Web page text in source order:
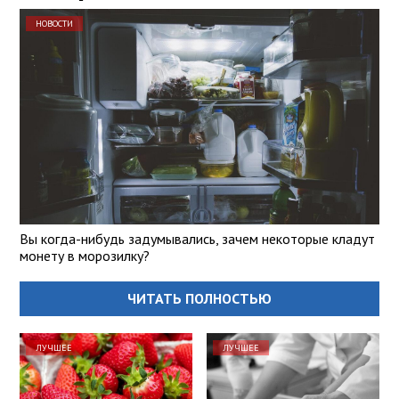
НОВОСТИ
Вы когда-нибудь задумывались, зачем некоторые кладут
монету в морозилку?
ЧИТАТЬ ПОЛНОСТЬЮ
ЛУЧШЕЕ ЛУЧШЕЕ